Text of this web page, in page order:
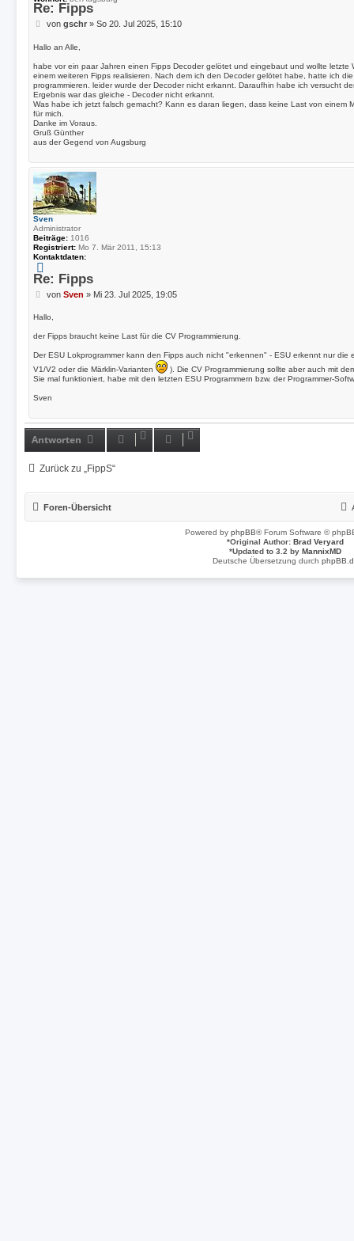
Re: Fipps
B
i
r
a
g
von gschr» So 20. Jul 2025, 15:10
Hallo an Alle,
habe vor ein paar Jahren einen Fipps Decoder gelötet und eingebaut und wollte letzte
einem weiteren Fipps realisieren. Nach dem ich den Decoder gelötet habe, hatte ich
programmieren. leider wurde der Decoder nicht erkannt. Daraufhin habe ich versucht
Ergebnis war das gleiche - Decoder nicht erkannt.
Was habe ich jetzt falsch gemacht? Kann es daran liegen, dass keine Last von einem
für mich.
Danke im Voraus.
Gruß Günther
aus der Gegend von Augsburg
Sven
Administrator
Beiträge: 1016
Registriert: Mo 7. Mär 2011, 15:13
Kontaktdaten:
o
n
t
t
d
a
t
e
n
v
n
v
e
Re: Fipps
B
i
r
g
von Sven » Mi 23. Jul 2025, 19:05
Hallo,
der Fipps braucht keine Last für die CV Programmierung.
Der ESU Lokprogrammer kann den Fipps auch nicht "erkennen" - ESU erkennt nur
V1/V2 oder die Märklin-Varianten
). Die CV Programmierung sollte aber auch mit
Sie mal funktioniert, habe mit den letzten ESU Programmern bzw. der Programmer-
Sven
Antworten
Zurück zu „FippS“
Foren-Übersicht
Powered by phpBB® Forum Software ©
*Original Author: Brad Veryard
*Updated to 3.2 by MannixMD
Deutsche Übersetzung durch